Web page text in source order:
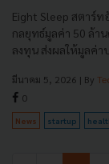
Eight Sleep สตาร์
กลยุทธ์มูลค่า 50 ล้า
ลงทุน ส่งผลให้มูลค่า
มีนาคม 5, 2026 | By
0
News startup